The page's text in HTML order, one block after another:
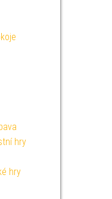
hry
hry